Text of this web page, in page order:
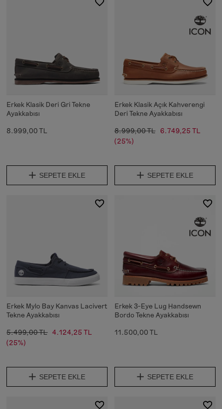
Erkek Klasik Deri Gri Tekne
Ayakkabısı
8.999,00 TL
SEPETE EKLE
Erkek Klasik Açık Kahverengi
Deri Tekne Ayakkabısı
8.999,00 TL
6.749,25 TL
(25%)
SEPETE EKLE
Erkek Mylo Bay Kanvas Lacivert
Tekne Ayakkabısı
5.499,00 TL 4.124,25 TL
(25%)
SEPETE EKLE
Erkek 3-Eye Lug Handsewn
Bordo Tekne Ayakkabısı
11.500,00 TL
SEPETE EKLE